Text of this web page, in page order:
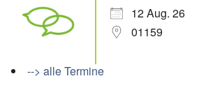
12 Aug. 26
01159
--> alle Termine